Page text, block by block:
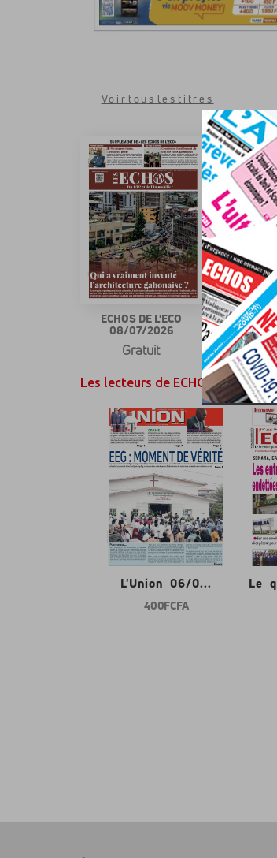
Voir tous les titres
ECHOS DE L'ECO
08/07/2026
Gratuit
07/
Les lecteurs de ECHOS DE
L'Union 06/0...
400 FCFA
Le